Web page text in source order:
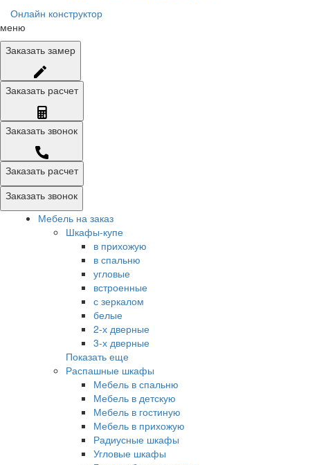
Онлайн конструктор
меню
Заказать замер
Заказать расчет
Заказать звонок
Заказать расчет
Заказать звонок
Мебель на заказ
Шкафы-купе
в прихожую
в спальню
угловые
встроенные
с зеркалом
белые
2-х дверные
3-х дверные
Показать еще
Распашные шкафы
Мебель в спальню
Мебель в детскую
Мебель в гостиную
Мебель в прихожую
Радиусные шкафы
Угловые шкафы